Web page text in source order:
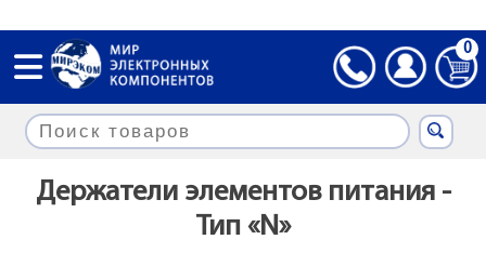
0
Держатели элементов питания -
Тип «N»